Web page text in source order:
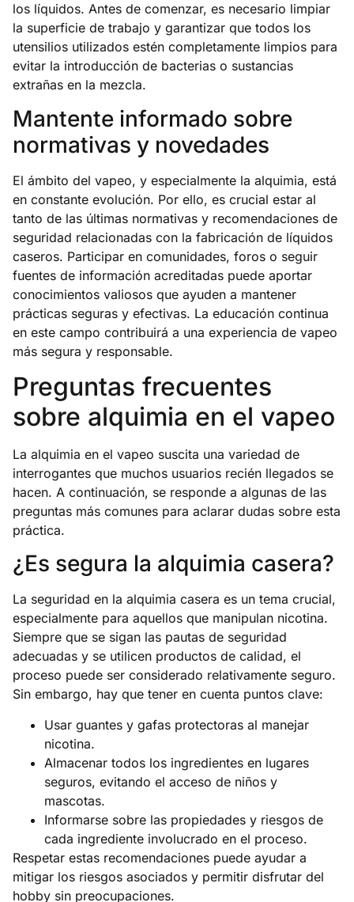
los líquidos. Antes de comenzar, es necesario limpiar
la superficie de trabajo y garantizar que todos los
utensilios utilizados estén completamente limpios para
evitar la introducción de bacterias o sustancias
extrañas en la mezcla.
Mantente informado sobre
normativas y novedades
El ámbito del vapeo, y especialmente la alquimia, está
en constante evolución. Por ello, es crucial estar al
tanto de las últimas normativas y recomendaciones de
seguridad relacionadas con la fabricación de líquidos
caseros. Participar en comunidades, foros o seguir
fuentes de información acreditadas puede aportar
conocimientos valiosos que ayuden a mantener
prácticas seguras y efectivas. La educación continua
en este campo contribuirá a una experiencia de vapeo
más segura y responsable.
Preguntas frecuentes
sobre alquimia en el vapeo
La alquimia en el vapeo suscita una variedad de
interrogantes que muchos usuarios recién llegados se
hacen. A continuación, se responde a algunas de las
preguntas más comunes para aclarar dudas sobre esta
práctica.
¿Es segura la alquimia casera?
La seguridad en la alquimia casera es un tema crucial,
especialmente para aquellos que manipulan nicotina.
Siempre que se sigan las pautas de seguridad
adecuadas y se utilicen productos de calidad, el
proceso puede ser considerado relativamente seguro.
Sin embargo, hay que tener en cuenta puntos clave:
Usar guantes y gafas protectoras al manejar
nicotina.
Almacenar todos los ingredientes en lugares
seguros, evitando el acceso de niños y
mascotas.
Informarse sobre las propiedades y riesgos de
cada ingrediente involucrado en el proceso.
Respetar estas recomendaciones puede ayudar a
mitigar los riesgos asociados y permitir disfrutar del
hobby sin preocupaciones.